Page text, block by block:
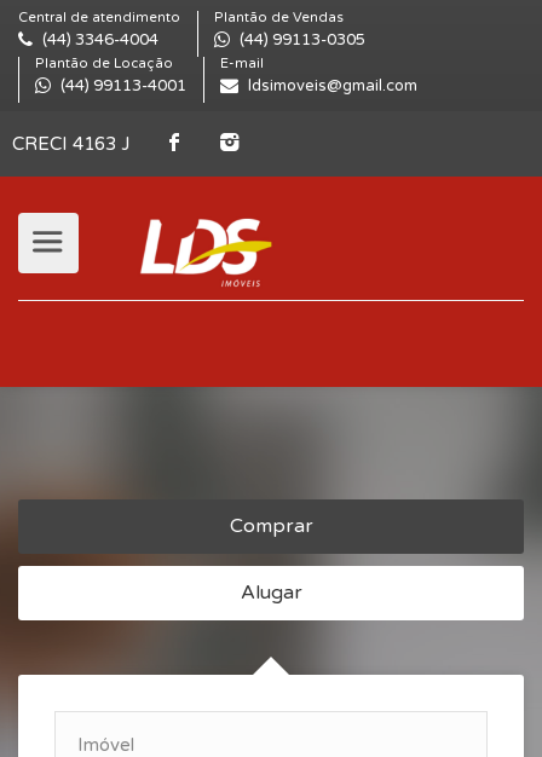
Central de atendimento
(44) 3346-4004
Plantão de Vendas
(44) 99113-0305
Plantão de Locação
(44) 99113-4001
E-mail
ldsimoveis@gmail.com
CRECI 4163 J
Comprar
Alugar